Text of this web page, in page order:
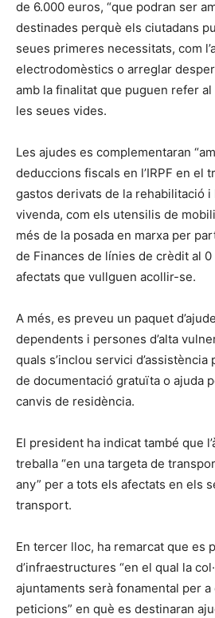
de 6.000 euros, “que podran ser
destinades perquè els ciutadans
seues primeres necessitats, com
electrodomèstics o arreglar
amb la finalitat que puguen refer
les seues vides.
Les ajudes es complementaran
deduccions fiscals en l’IRPF en el
gastos derivats de la rehabilitació i
vivenda, com els utensilis de
més de la posada en marxa per
de Finances de línies de crèdit al 0
afectats que vullguen acollir-se.
A més, es preveu un paquet
dependents i persones d’alta
quals s’inclou servici
de documentació gratuïta o ajuda
canvis de residència.
El president ha indicat també que
treballa “en una targeta de
any” per a tots els afectats en els
transport.
En tercer lloc, ha remarcat que es
d’infraestructures “en el qual la
ajuntaments serà fonamental per a
peticions” en què es destinaran